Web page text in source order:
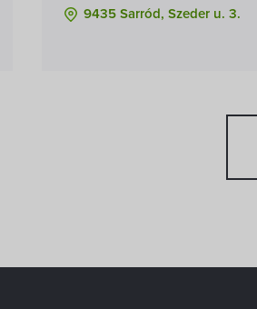
9435 Sarród, Szeder u. 3.